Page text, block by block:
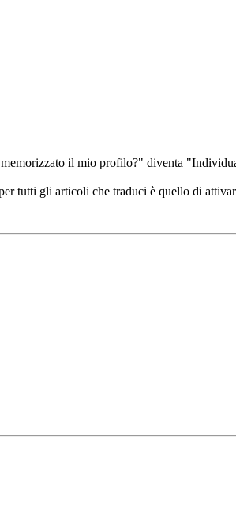
il mio profilo?" diventa
tutti gli articoli che traduci è quello di